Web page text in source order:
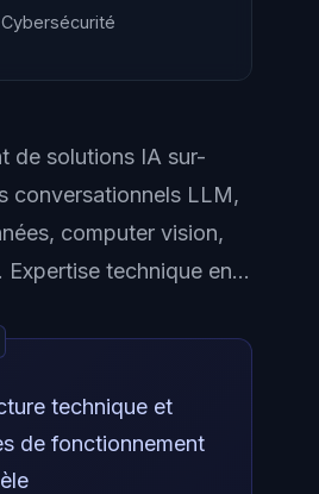
de solutions IA sur-
conversationnels LLM,
computer vision,
technique en...
technique et
de fonctionnement